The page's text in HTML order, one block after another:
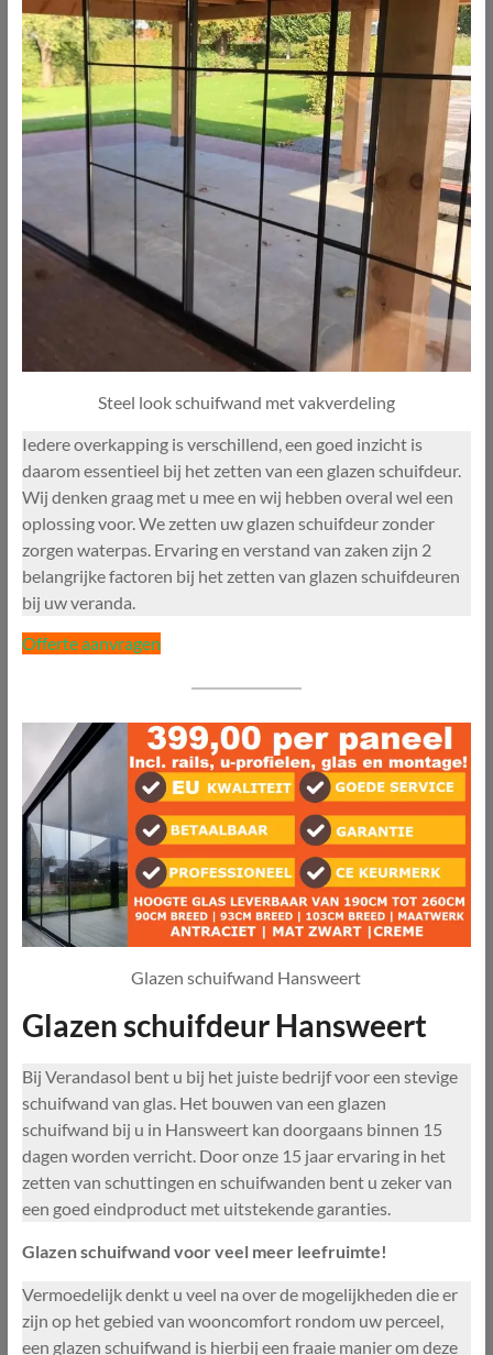
Steel look schuifwand met vakverdeling
Iedere overkapping is verschillend, een goed inzicht is
daarom essentieel bij het zetten van een glazen schuifdeur.
Wij denken graag met u mee en wij hebben overal wel een
oplossing voor. We zetten uw glazen schuifdeur zonder
zorgen waterpas. Ervaring en verstand van zaken zijn 2
belangrijke factoren bij het zetten van glazen schuifdeuren
bij uw veranda.
Offerte aanvragen
Glazen schuifwand Hansweert
Glazen schuifdeur Hansweert
Bij Verandasol bent u bij het juiste bedrijf voor een stevige
schuifwand van glas. Het bouwen van een glazen
schuifwand bij u in Hansweert kan doorgaans binnen 15
dagen worden verricht. Door onze 15 jaar ervaring in het
zetten van schuttingen en schuifwanden bent u zeker van
een goed eindproduct met uitstekende garanties.
Glazen schuifwand voor veel meer leefruimte!
Vermoedelijk denkt u veel na over de mogelijkheden die er
zijn op het gebied van wooncomfort rondom uw perceel,
een glazen schuifwand is hierbij een fraaie manier om deze